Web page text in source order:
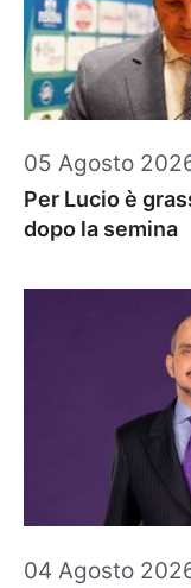
05 Agosto
Per Lucio è
dopo la semina
04 Agosto